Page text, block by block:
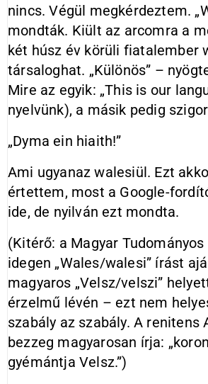
nincs. Végül megkérdeztem.
mondták. Kiült az arcomra a
két húsz év körüli fiatalember
társaloghat. „Különös” –
Mire az egyik: „This is our
nyelvünk), a másik pedig
„Dyma ein hiaith!”
Ami ugyanaz walesiül. Ezt
értettem, most a Google-
ide, de nyilván ezt mondta.
(Kitérő: a Magyar
idegen „Wales/walesi” írást
magyaros „Velsz/velszi”
érzelmű lévén – ezt nem
szabály az szabály. A renitens
bezzeg magyarosan írja:
gyémántja Velsz.”)